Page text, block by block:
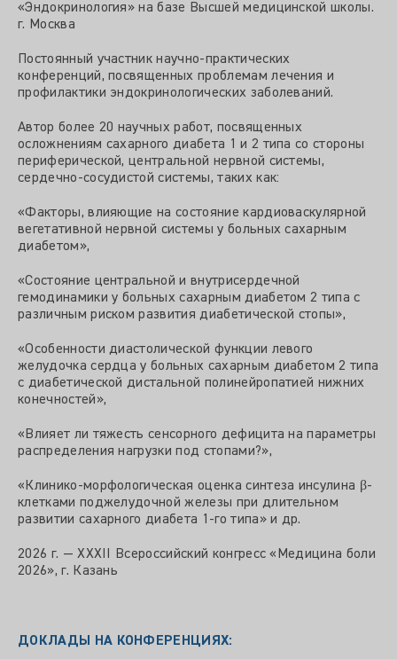
«Эндокринология» на базе Высшей медицинской школы.
г. Москва
Постоянный участник научно-практических
конференций, посвященных проблемам лечения и
профилактики эндокринологических заболеваний.
Автор более 20 научных работ, посвященных
осложнениям сахарного диабета 1 и 2 типа со стороны
периферической, центральной нервной системы,
сердечно-сосудистой системы, таких как:
«Факторы, влияющие на состояние кардиоваскулярной
вегетативной нервной системы у больных сахарным
диабетом»,
«Состояние центральной и внутрисердечной
гемодинамики у больных сахарным диабетом 2 типа с
различным риском развития диабетической стопы»,
«Особенности диастолической функции левого
желудочка сердца у больных сахарным диабетом 2 типа
с диабетической дистальной полинейропатией нижних
конечностей»,
«Влияет ли тяжесть сенсорного дефицита на параметры
распределения нагрузки под стопами?»,
«Клинико-морфологическая оценка синтеза инсулина β-
клетками поджелудочной железы при длительном
развитии сахарного диабета 1-го типа» и др.
2026 г. — XXXII Всероссийский конгресс «Медицина боли
2026», г. Казань
ДОКЛАДЫ НА КОНФЕРЕНЦИЯХ: